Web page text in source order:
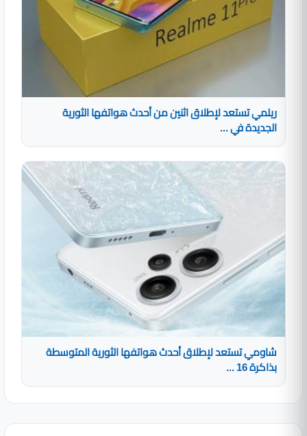
ريلمي تستعد لإطلاق اثنين من أحدث هواتفها الثورية
الجديدة في ...
شاومي تستعد لإطلاق أحدث هواتفها الثورية المتوسطة
بذاكرة 16 ...